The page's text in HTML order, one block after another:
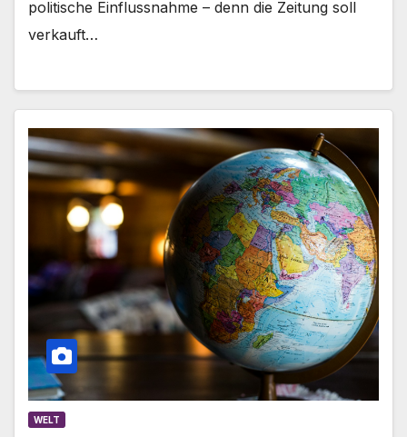
politische Einflussnahme – denn die Zeitung soll
verkauft…
WELT